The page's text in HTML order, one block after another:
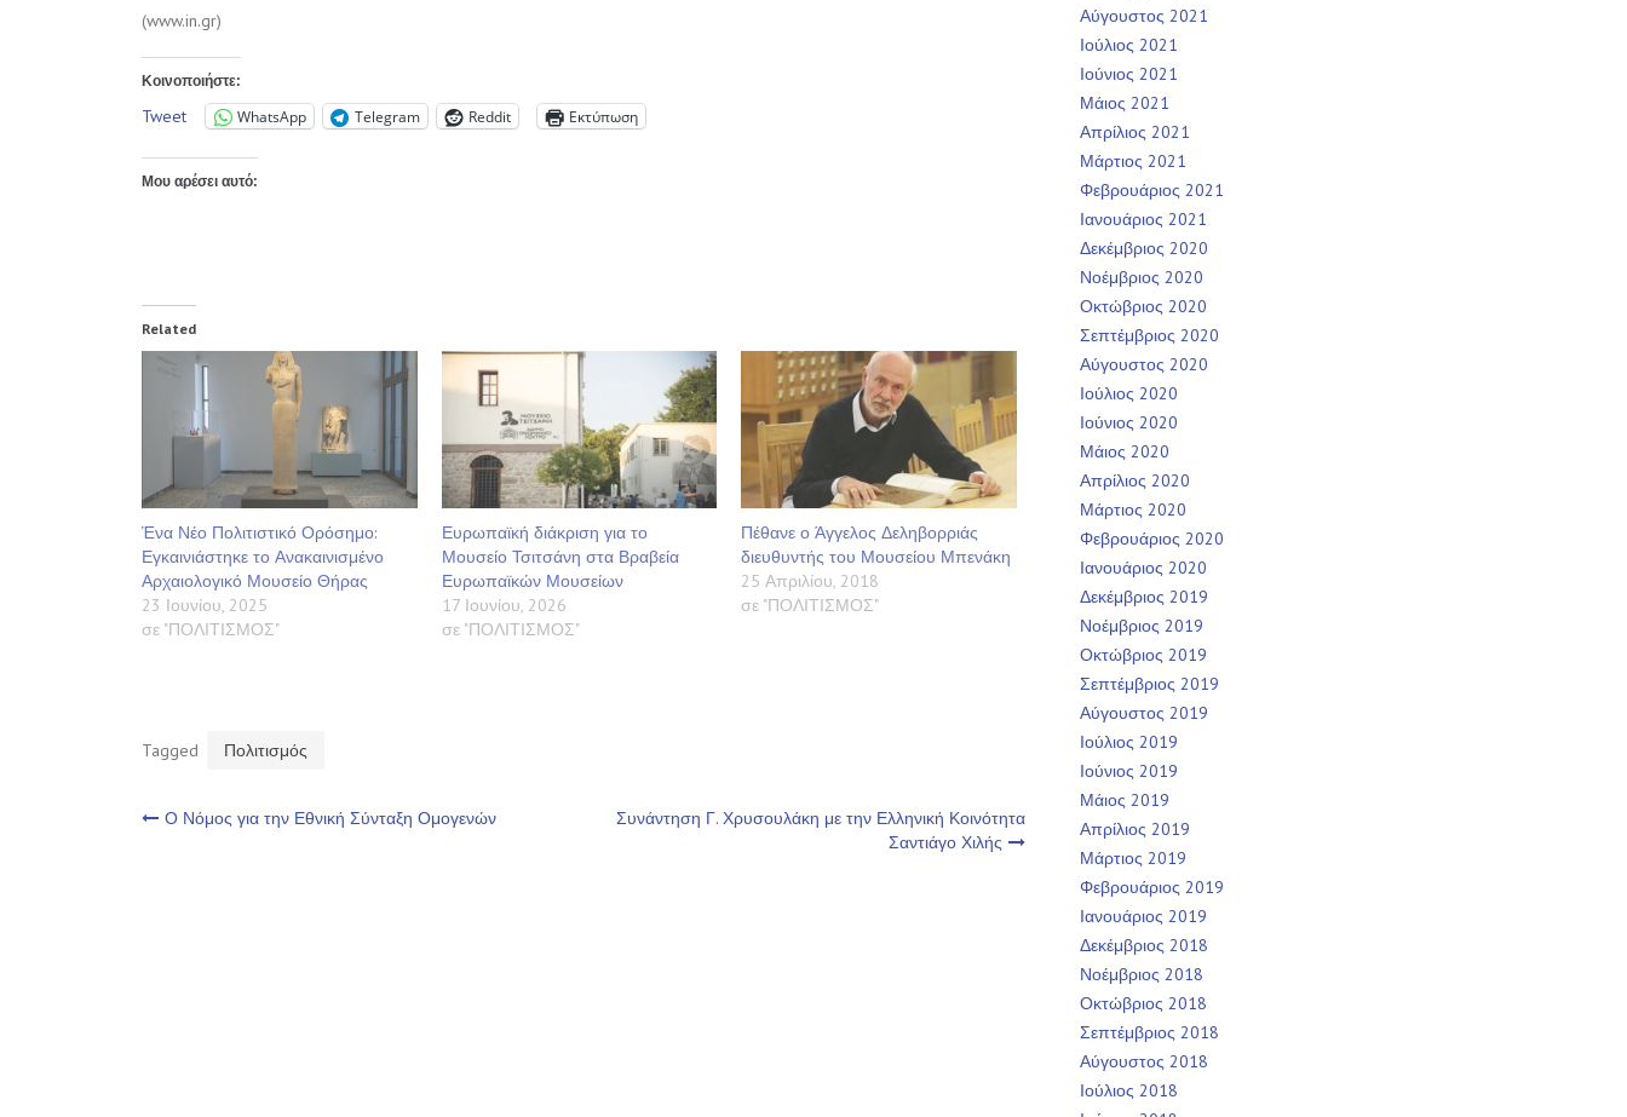
(www.in.gr)
Κοινοποιήστε:
Tweet WhatsApp Telegram Reddit Εκτύπωση
Μου αρέσει αυτό:
Related
Ένα Νέο Πολιτιστικό Ορόσημο:
Εγκαινιάστηκε το Ανακαινισμένο
Αρχαιολογικό Μουσείο Θήρας
23 Ιουνίου, 2025
σε "ΠΟΛΙΤΙΣΜΟΣ"
Ευρωπαϊκή διάκριση για το
Μουσείο Τσιτσάνη στα Βραβεία
Ευρωπαϊκών Μουσείων
17 Ιουνίου, 2026
σε "ΠΟΛΙΤΙΣΜΟΣ"
Πέθανε ο Άγγελος Δεληβορριάς
διευθυντής του Μουσείου Μπενάκη
25 Απριλίου, 2018
σε "ΠΟΛΙΤΙΣΜΟΣ"
Tagged Πολιτισμός
Πλοήγηση
Ο Νόμος για την Εθνική Σύνταξη Ομογενών
Συνάντηση Γ. Χρυσουλάκη με την Ελληνική Κοινότητα
Σαντιάγο Χιλής
Αύγουστος 2021
Ιούλιος 2021
Ιούνιος 2021
Μάιος 2021
Απρίλιος 2021
Μάρτιος 2021
Φεβρουάριος 2021
Ιανουάριος 2021
Δεκέμβριος 2020
Νοέμβριος 2020
Οκτώβριος 2020
Σεπτέμβριος 2020
Αύγουστος 2020
Ιούλιος 2020
Ιούνιος 2020
Μάιος 2020
Απρίλιος 2020
Μάρτιος 2020
Φεβρουάριος 2020
Ιανουάριος 2020
Δεκέμβριος 2019
Νοέμβριος 2019
Οκτώβριος 2019
Σεπτέμβριος 2019
Αύγουστος 2019
Ιούλιος 2019
Ιούνιος 2019
Μάιος 2019
Απρίλιος 2019
Μάρτιος 2019
Φεβρουάριος 2019
Ιανουάριος 2019
Δεκέμβριος 2018
Νοέμβριος 2018
Οκτώβριος 2018
Σεπτέμβριος 2018
Αύγουστος 2018
Ιούλιος 2018